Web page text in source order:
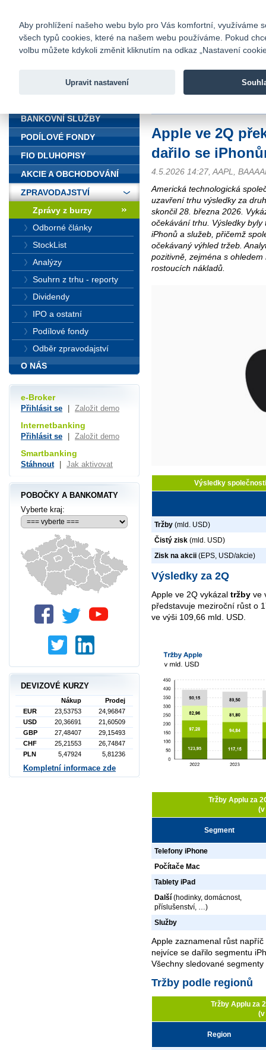
Fio banka
Fio banka
Apple ve 2Q
dařilo se
4.5.2026 14:27, AAPL,
Americká technologická
uzavření trhu výsledky za
skončil 28. března 2026.
očekávání trhu. Výsledky
iPhonů a služeb, přičemž
očekávaný výhled tržeb.
pozitivně, zejména s
rostoucích nákladů.
Výsledky
Tržby (mld. USD)
Čistý zisk (mld. USD)
Zisk na akcii (EPS, USD/akcie)
Výsledky za 2Q
Apple ve 2Q vykázal tržby ve
představuje meziroční růst o
ve výši 109,66 mld. USD.
Tržby Applu za
(v
Segment
Telefony iPhone
Počítače Mac
Tablety iPad
Další (hodinky, domácnost,
příslušenství, …)
Služby
Apple zaznamenal růst
nejvíce se dařilo segmentu
Všechny sledované
Tržby podle regionů
Tržby Applu za
(v
Region
BANKOVNÍ SLUŽBY
PODÍLOVÉ FONDY
FIO DLUHOPISY
AKCIE A OBCHODOVÁNÍ
ZPRAVODAJSTVÍ
Zprávy z burzy
Odborné články
StockList
Analýzy
Souhrn z trhu - reporty
Dividendy
IPO a ostatní
Podílové fondy
Odběr zpravodajství
O NÁS
e-Broker
Přihlásit se Založit demo
Internetbanking
Přihlásit se Založit demo
Smartbanking
Stáhnout Jak aktivovat
POBOČKY A BANKOMATY
Vyberte kraj:
DEVIZOVÉ KURZY
Nákup
Prodej
EUR
23,53753
24,96847
USD
20,36691
21,60509
GBP
27,48407
29,15493
CHF
25,21553
26,74847
PLN
5,47924 5,81236
Kompletní informace zde
Aby prohlížení našeho webu bylo pro Vás komfortní, využíváme
všech typů cookies, které na našem webu používáme. Pokud
volbu můžete kdykoli změnit kliknutím na odkaz „Nastavení
Upravit nastavení